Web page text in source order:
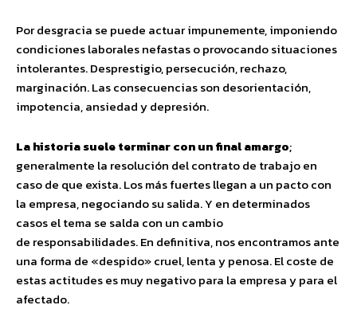
Por desgracia se puede actuar impunemente, imponiendo
condiciones laborales nefastas o provocando situaciones
intolerantes. Desprestigio, persecución, rechazo,
marginación. Las consecuencias son desorientación,
impotencia, ansiedad y depresión.
La historia suele terminar con un final amargo;
generalmente la resolución del contrato de trabajo en
caso de que exista. Los más fuertes llegan a un pacto con
la empresa, negociando su salida. Y en determinados
casos el tema se salda con un cambio
de responsabilidades. En definitiva, nos encontramos ante
una forma de «despido» cruel, lenta y penosa. El coste de
estas actitudes es muy negativo para la empresa y para el
afectado.